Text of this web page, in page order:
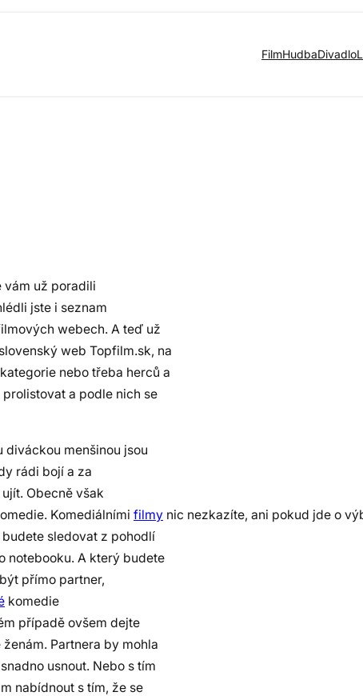
FilmHudbaDivadlo
vám už poradili
jste i seznam
webech. A teď už
web Topfilm.sk, na
nebo třeba herců a
a podle nich se
diváckou menšinou jsou
rádi bojí a za
Obecně však
Komediálními filmy nic nezkazíte, ani pokud jde o
sledovat z pohodlí
notebooku. A který budete
přímo partner,
komedie
případě ovšem dejte
Partnera by mohla
usnout. Nebo s tím
nabídnout s tím, že se